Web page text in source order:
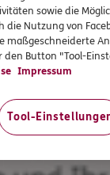
sowie die
Nutzung von
maßgeschneiderte
Button "Tool-
Impressum
Tool-